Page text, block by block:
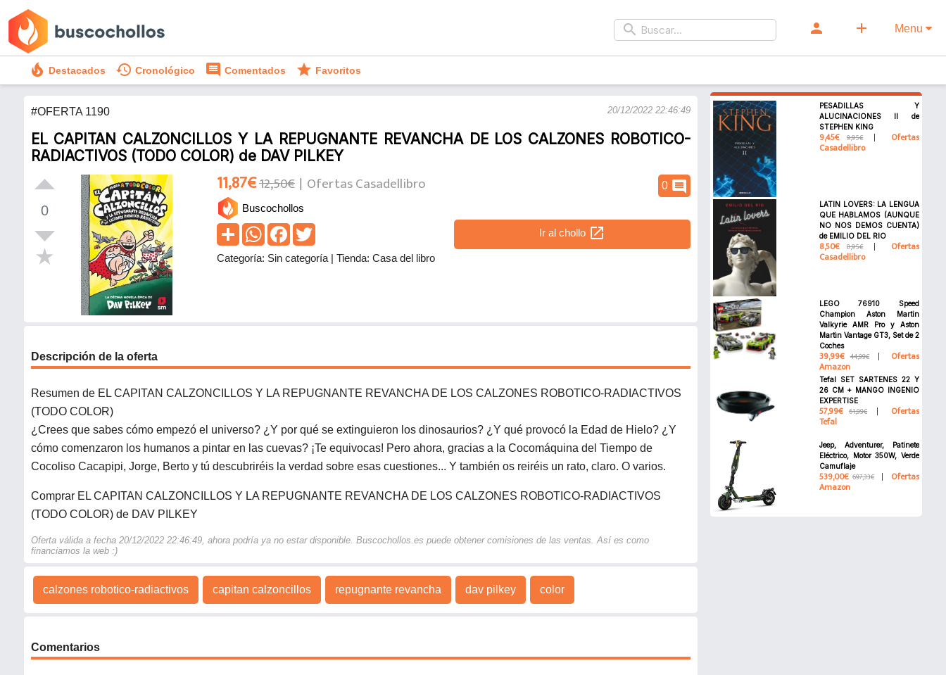
search person add Menu
local_fire_department Destacados history Cronológico comment Comentados star Favoritos
#OFERTA 1190 20/12/2022 22:46:49
EL CAPITAN CALZONCILLOS Y LA REPUGNANTE REVANCHA DE LOS CALZONES ROBOTICO-
RADIACTIVOS (TODO COLOR) de DAV PILKEY
0
0 comment
11,87€12,50€ Ofertas Casadellibro
Buscochollos
Ir al chollo open_in_new
Categoría: Sin categoría | Tienda: Casa del libro
Descripción de la oferta
Resumen de EL CAPITAN CALZONCILLOS Y LA REPUGNANTE REVANCHA DE LOS CALZONES ROBOTICO-RADIACTIVOS
(TODO COLOR)
¿Crees que sabes cómo empezó el universo? ¿Y por qué se extinguieron los dinosaurios? ¿Y qué provocó la Edad de Hielo? ¿Y
cómo comenzaron los humanos a pintar en las cuevas? ¡Te equivocas! Pero ahora, gracias a la Cocomáquina del Tiempo de
Cocoliso Cacapipi, Jorge, Berto y tú descubriréis la verdad sobre esas cuestiones... Y también os reiréis un rato, claro. O varios.
Comprar EL CAPITAN CALZONCILLOS Y LA REPUGNANTE REVANCHA DE LOS CALZONES ROBOTICO-RADIACTIVOS
(TODO COLOR) de DAV PILKEY
Oferta válida a fecha 20/12/2022 22:46:49, ahora podría ya no estar disponible. Buscochollos.es puede obtener comisiones de las ventas. Así es como
financiamos la web :)
calzones robotico-radiactivos capitan calzoncillos repugnante revancha dav pilkey color
Comentarios
PESADILLAS Y
ALUCINACIONES II de
STEPHEN KING
9,45€ 9,95€ Ofertas
Casadellibro
LATIN LOVERS: LA LENGUA
QUE HABLAMOS (AUNQUE
NO NOS DEMOS CUENTA)
de EMILIO DEL RIO
8,50€ 8,95€ Ofertas
Casadellibro
LEGO 76910 Speed
Champion Aston Martin
Valkyrie AMR Pro y Aston
Martin Vantage GT3, Set de 2
Coches
39,99€ 44,99€ Ofertas
Amazon
Tefal SET SARTENES 22 Y
26 CM + MANGO INGENIO
EXPERTISE
57,99€ 61,99€ Ofertas
Tefal
Jeep, Adventurer, Patinete
Eléctrico, Motor 350W, Verde
Camuflaje
539,00€ 697,33€ Ofertas
Amazon